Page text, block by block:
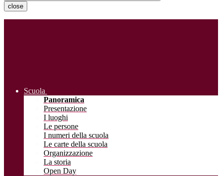
close
Scuola
Panoramica
Presentazione
I luoghi
Le persone
I numeri della scuola
Le carte della scuola
Organizzazione
La storia
Open Day